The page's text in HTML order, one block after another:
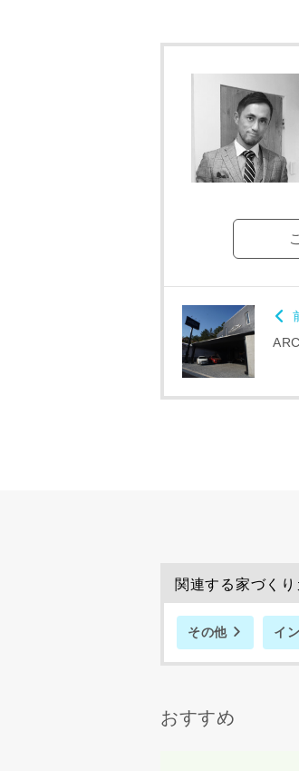
関連する家づく
その他 イ
おすすめ